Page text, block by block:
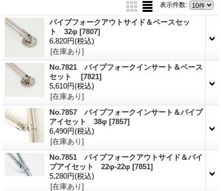
表示件数:
パイプフォークアウトサイド＆ベースセッ
ト 32φ [7807]
6,820円(税込)
[在庫あり]
No.7821 パイプフォークインサート＆ベース
セット [7821]
5,610円(税込)
[在庫あり]
No.7857 パイプフォークインサート＆パイプ
アイセット 38φ [7857]
6,490円(税込)
[在庫あり]
No.7851 パイプフォークアウトサイド＆パイ
プアイセット 22φ-22φ [7851]
5,280円(税込)
[在庫あり]